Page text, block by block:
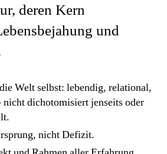
deren Kern
und
Welt selbst: lebendig, relational,
nicht dichotomisiert jenseits oder
nicht Defizit.